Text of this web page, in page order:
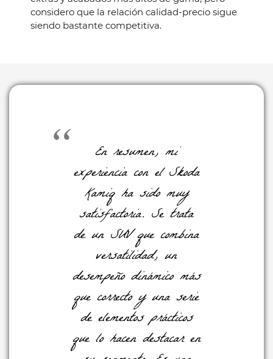
considero que la relación calidad-precio sigue
siendo bastante competitiva.
En resumen, mi
experiencia con el Skoda
Kamiq ha sido muy
satisfactoria. Se trata
de un SUV que combina
versatilidad, un
desempeño dinámico más
que correcto y una serie
de elementos prácticos
que lo hacen destacar en